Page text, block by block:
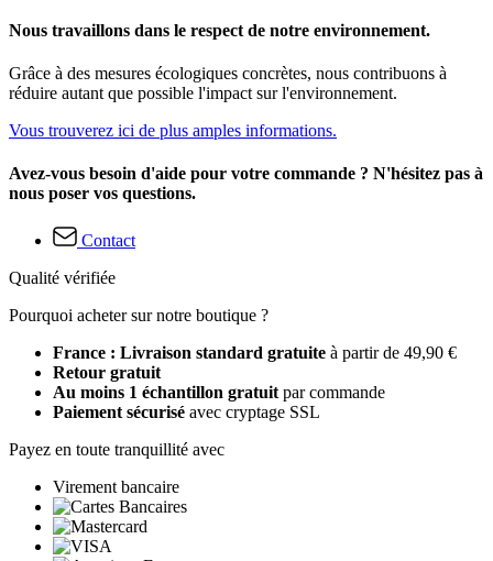
Nous travaillons dans le respect de notre environnement.
Grâce à des mesures écologiques concrètes, nous contribuons à
réduire autant que possible l'impact sur l'environnement.
Vous trouverez ici de plus amples informations.
Avez-vous besoin d'aide pour votre commande ? N'hésitez pas à
nous poser vos questions.
Contact
Qualité vérifiée
Pourquoi acheter sur notre boutique ?
France : Livraison standard gratuite à partir de 49,90 €
Retour gratuit
Au moins 1 échantillon gratuit par commande
Paiement sécurisé avec cryptage SSL
Payez en toute tranquillité avec
Virement bancaire